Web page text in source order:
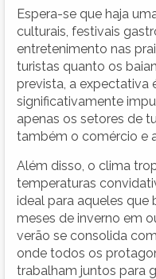
Espera-se que haja
culturais, festivais
entretenimento nas
turistas quanto os
prevista, a expectativa
significativamente
apenas os setores de
também o comércio e
Além disso, o clima
temperaturas
ideal para aqueles que
meses de inverno em
verão se consolida
onde todos os
trabalham juntos para